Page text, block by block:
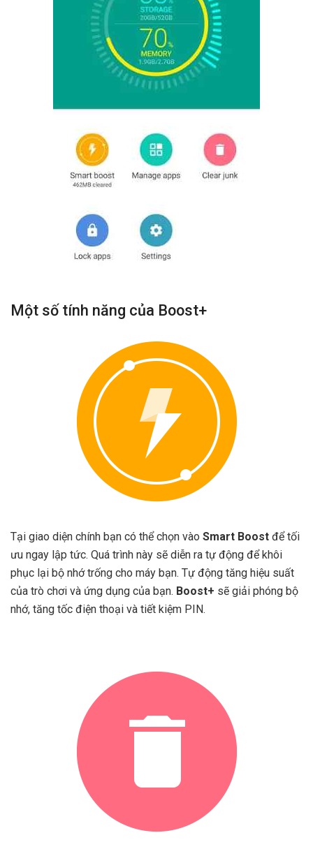
Một số tính năng của Boost+
Tại giao diện chính bạn có thể chọn vào Smart Boost để tối
ưu ngay lập tức. Quá trình này sẽ diễn ra tự động để khôi
phục lại bộ nhớ trống cho máy bạn. Tự động tăng hiệu suất
của trò chơi và ứng dụng của bạn. Boost+ sẽ giải phóng bộ
nhớ, tăng tốc điện thoại và tiết kiệm PIN.